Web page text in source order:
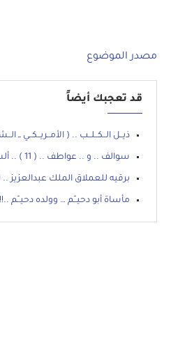
مصدر الموضوع
قد تعجبك أيضاً
ذيــل الــكــلــب .. ( الأمــريــكــي ــ
سوالف .. و .. عواطف .. ( 11 ) .. ألسنه الثالثه .. !!!
برقيه للعملاق الملك عبدالعزيز
مأساة أبو دحيــّم … وولده دحيــّم